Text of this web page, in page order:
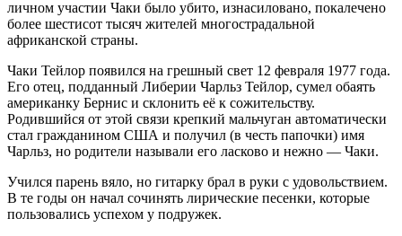
личном участии Чаки было убито, изнасиловано, покалечено
более шестисот тысяч жителей многострадальной
африканской страны.
Чаки Тейлор появился на грешный свет 12 февраля 1977 года.
Его отец, подданный Либерии Чарльз Тейлор, сумел обаять
американку Бернис и склонить её к сожительству.
Родившийся от этой связи крепкий мальчуган автоматически
стал гражданином США и получил (в честь папочки) имя
Чарльз, но родители называли его ласково и нежно — Чаки.
Учился парень вяло, но гитарку брал в руки с удовольствием.
В те годы он начал сочинять лирические песенки, которые
пользовались успехом у подружек.